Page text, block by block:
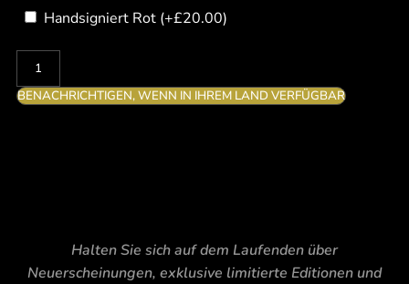
Handsigniert Rot (+£20.00)
BENACHRICHTIGEN, WENN IN IHREM LAND VERFÜGBAR
Halten Sie sich auf dem Laufenden über
Neuerscheinungen, exklusive limitierte Editionen und